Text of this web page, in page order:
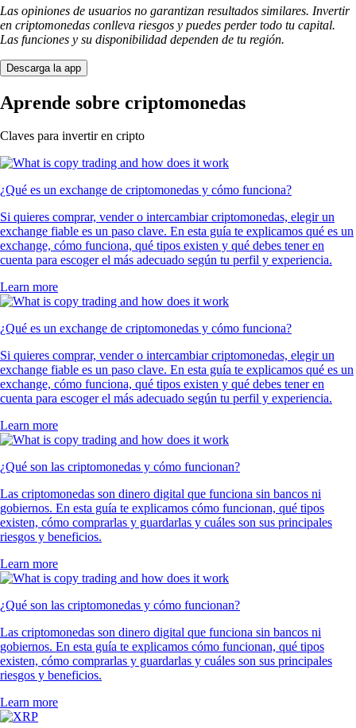
Las opiniones de usuarios no garantizan resultados similares. Invertir
en criptomonedas conlleva riesgos y puedes perder todo tu capital.
Las funciones y su disponibilidad dependen de tu región.
Descarga la app
Aprende sobre criptomonedas
Claves para invertir en cripto
¿Qué es un exchange de criptomonedas y cómo funciona?
Si quieres comprar, vender o intercambiar criptomonedas, elegir un
exchange fiable es un paso clave. En esta guía te explicamos qué es un
exchange, cómo funciona, qué tipos existen y qué debes tener en
cuenta para escoger el más adecuado según tu perfil y experiencia.
Learn more
¿Qué es un exchange de criptomonedas y cómo funciona?
Si quieres comprar, vender o intercambiar criptomonedas, elegir un
exchange fiable es un paso clave. En esta guía te explicamos qué es un
exchange, cómo funciona, qué tipos existen y qué debes tener en
cuenta para escoger el más adecuado según tu perfil y experiencia.
Learn more
¿Qué son las criptomonedas y cómo funcionan?
Las criptomonedas son dinero digital que funciona sin bancos ni
gobiernos. En esta guía te explicamos cómo funcionan, qué tipos
existen, cómo comprarlas y guardarlas y cuáles son sus principales
riesgos y beneficios.
Learn more
¿Qué son las criptomonedas y cómo funcionan?
Las criptomonedas son dinero digital que funciona sin bancos ni
gobiernos. En esta guía te explicamos cómo funcionan, qué tipos
existen, cómo comprarlas y guardarlas y cuáles son sus principales
riesgos y beneficios.
Learn more